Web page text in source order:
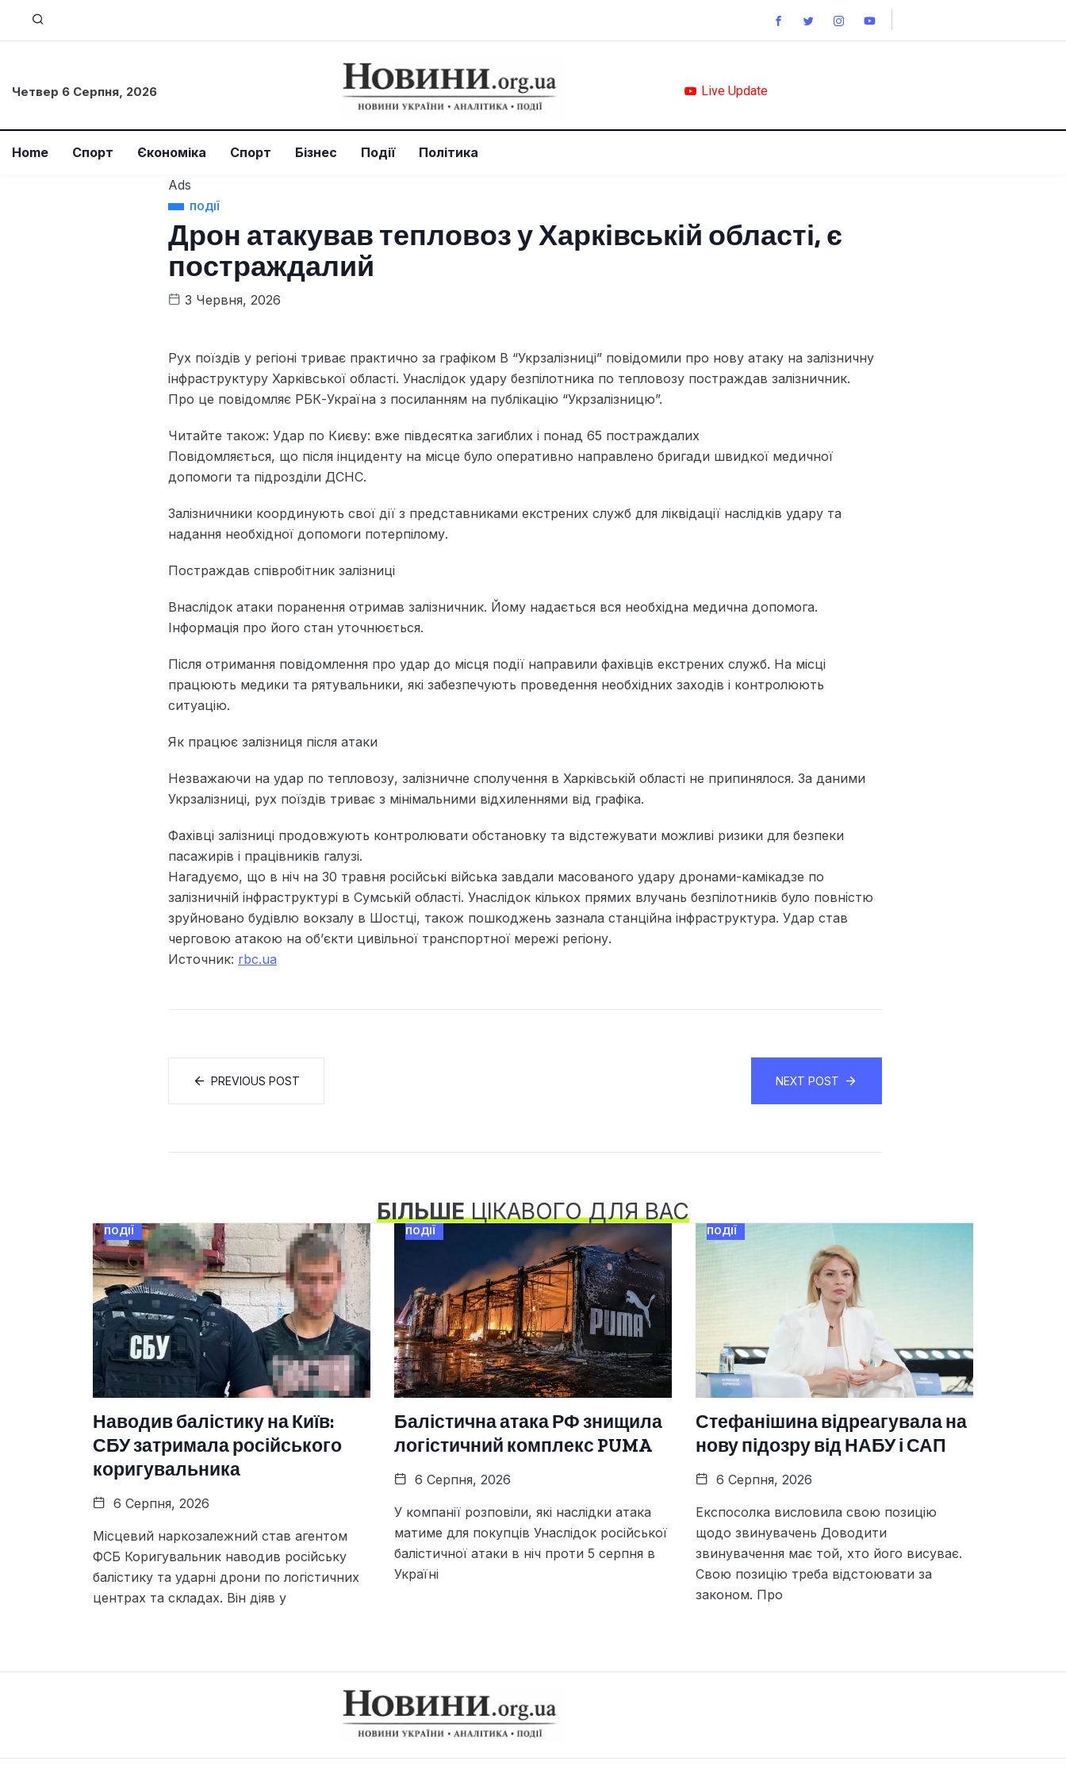
Четвер 6 Серпня, 2026 Live Update
Home Спорт Єкономіка Спорт Бізнес Події Політика
Ads
ПОДІЇ
Дрон атакував тепловоз у Харківській області, є
постраждалий
3 Червня, 2026
Рух поїздів у регіоні триває практично за графіком В “Укрзалізниці” повідомили про нову атаку на залізничну
інфраструктуру Харківської області. Унаслідок удару безпілотника по тепловозу постраждав залізничник.
Про це повідомляє РБК-Україна з посиланням на публікацію “Укрзалізницю”.
Читайте також: Удар по Києву: вже півдесятка загиблих і понад 65 постраждалих
Повідомляється, що після інциденту на місце було оперативно направлено бригади швидкої медичної
допомоги та підрозділи ДСНС.
Залізничники координують свої дії з представниками екстрених служб для ліквідації наслідків удару та
надання необхідної допомоги потерпілому.
Постраждав співробітник залізниці
Внаслідок атаки поранення отримав залізничник. Йому надається вся необхідна медична допомога.
Інформація про його стан уточнюється.
Після отримання повідомлення про удар до місця події направили фахівців екстрених служб. На місці
працюють медики та рятувальники, які забезпечують проведення необхідних заходів і контролюють
ситуацію.
Як працює залізниця після атаки
Незважаючи на удар по тепловозу, залізничне сполучення в Харківській області не припинялося. За даними
Укрзалізниці, рух поїздів триває з мінімальними відхиленнями від графіка.
Фахівці залізниці продовжують контролювати обстановку та відстежувати можливі ризики для безпеки
пасажирів і працівників галузі.
Нагадуємо, що в ніч на 30 травня російські війська завдали масованого удару дронами-камікадзе по
залізничній інфраструктурі в Сумській області. Унаслідок кількох прямих влучань безпілотників було повністю
зруйновано будівлю вокзалу в Шостці, також пошкоджень зазнала станційна інфраструктура. Удар став
черговою атакою на об’єкти цивільної транспортної мережі регіону.
Источник: rbc.ua
PREVIOUS POST NEXT POST
БІЛЬШЕЦІКАВОГО ДЛЯ ВАС
ПОДІЇ
Наводив балістику на Київ:
СБУ затримала російського
коригувальника
6 Серпня, 2026
Місцевий наркозалежний став агентом
ФСБ Коригувальник наводив російську
балістику та ударні дрони по логістичних
центрах та складах. Він діяв у
ПОДІЇ
Балістична атака РФ знищила
логістичний комплекс PUMA
6 Серпня, 2026
У компанії розповіли, які наслідки атака
матиме для покупців Унаслідок російської
балістичної атаки в ніч проти 5 серпня в
Україні
ПОДІЇ
Стефанішина відреагувала на
нову підозру від НАБУ і САП
6 Серпня, 2026
Експосолка висловила свою позицію
щодо звинувачень Доводити
звинувачення має той, хто його висуває.
Свою позицію треба відстоювати за
законом. Про